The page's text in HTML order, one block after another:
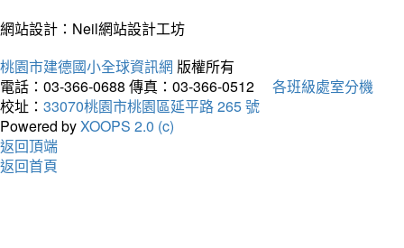
網站設計：Neil網站設計工坊
桃園市建德國小全球資訊網 版權所有
電話：03-366-0688 傳真：03-366-0512
各班級處室分機
校址： 33070桃園市桃園區延平路 265 號
Powered byXOOPS 2.0 (c)
返回頂端
返回首頁